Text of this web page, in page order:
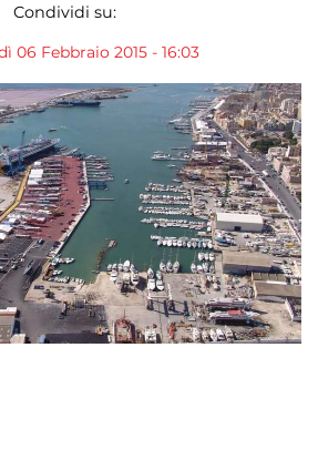
Condividi su:
06 Febbraio 2015 - 16:03